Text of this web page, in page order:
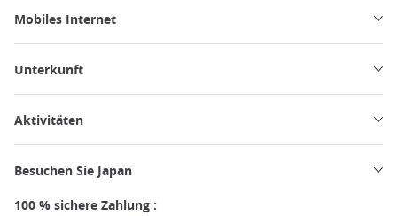
Mobiles Internet
Unterkunft
Aktivitäten
Besuchen Sie Japan
100 % sichere Zahlung :